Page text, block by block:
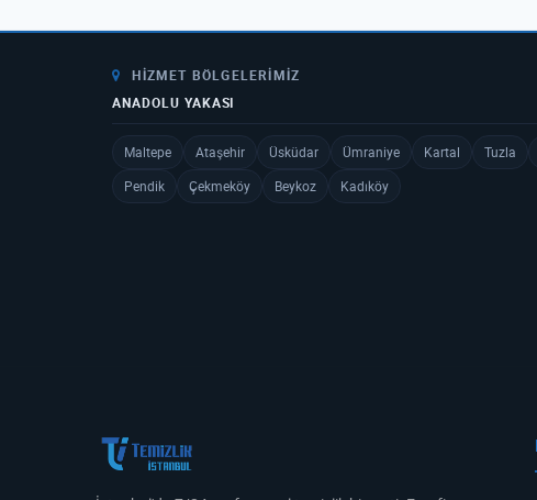
HIZMET BÖLGELERIMIZ
ANADOLU YAKASI
Maltepe Ataşehir Üsküdar Ümraniye Kartal Tuzla
Pendik
Çekmeköy Beykoz Kadıköy